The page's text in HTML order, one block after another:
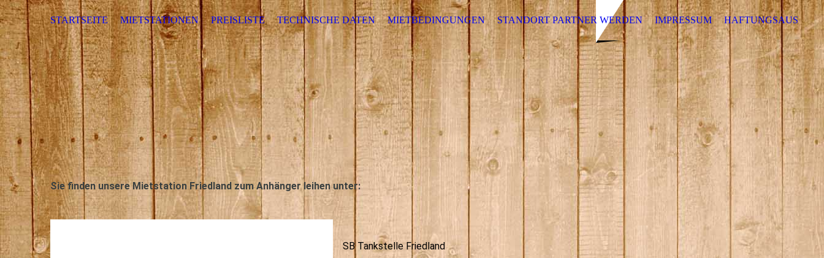
STARTSEITE MIETSTATIONEN PREISLISTE TECHNISCHE DATEN MIETBEDINGUNGEN STANDORT PARTNER WERDEN IMPRESSUM
Sie finden unsere Mietstation Friedland zum Anhänger leihen unter:
SB Tankstelle Friedland